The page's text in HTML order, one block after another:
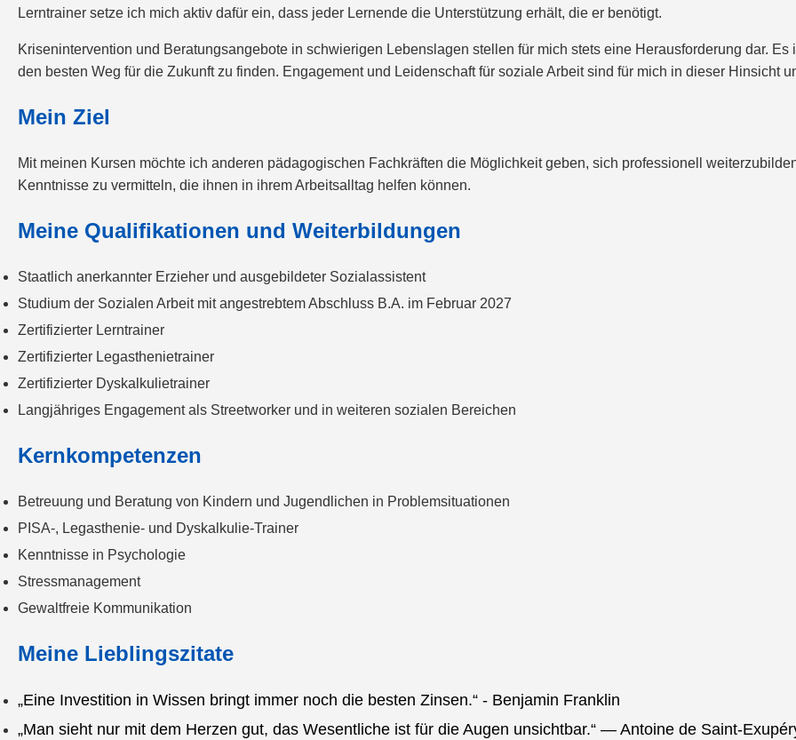
Lerntrainer setze ich mich aktiv dafür ein, dass jeder Lernende die Unterstützung erhält, die er benötigt.
Krisenintervention und Beratungsangebote in schwierigen Lebenslagen stellen für mich stets eine Herausforderung dar.
den besten Weg für die Zukunft zu finden. Engagement und Leidenschaft für soziale Arbeit sind für mich in dieser Hinsicht
Mein Ziel
Mit meinen Kursen möchte ich anderen pädagogischen Fachkräften die Möglichkeit geben, sich professionell
Kenntnisse zu vermitteln, die ihnen in ihrem Arbeitsalltag helfen können.
Meine Qualifikationen und Weiterbildungen
Staatlich anerkannter Erzieher und ausgebildeter Sozialassistent
Studium der Sozialen Arbeit mit angestrebtem Abschluss B.A. im Februar 2027
Zertifizierter Lerntrainer
Zertifizierter Legasthenietrainer
Zertifizierter Dyskalkulietrainer
Langjähriges Engagement als Streetworker und in weiteren sozialen Bereichen
Kernkompetenzen
Betreuung und Beratung von Kindern und Jugendlichen in Problemsituationen
PISA-, Legasthenie- und Dyskalkulie-Trainer
Kenntnisse in Psychologie
Stressmanagement
Gewaltfreie Kommunikation
Meine Lieblingszitate
„Eine Investition in Wissen bringt immer noch die besten Zinsen.“ - Benjamin Franklin
„Man sieht nur mit dem Herzen gut, das Wesentliche ist für die Augen unsichtbar.“ — Antoine de Saint-